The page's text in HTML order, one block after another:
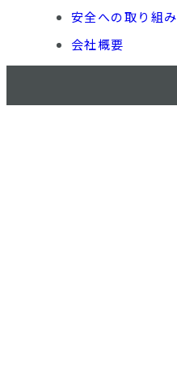
安全への取り組み
会社概要